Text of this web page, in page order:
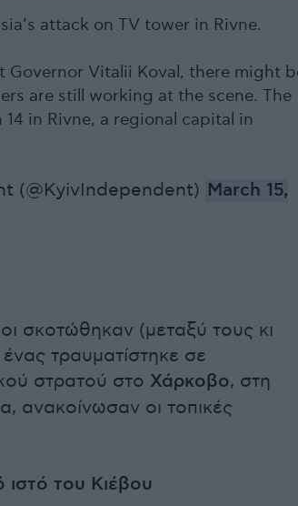
attack on TV tower in Rivne.
Governor Vitalii Koval, there might
are still working at the scene. The
in Rivne, a regional capital in
(@KyivIndependent) March 15,
σκοτώθηκαν (μεταξύ τους κι
τραυματίστηκε σε
στρατού στο Χάρκοβο, στη
ανακοίνωσαν οι τοπικές
ιστό του Κιέβου